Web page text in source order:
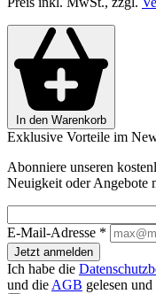
In den Warenkorb
Exklusive Vorteile im
Abonniere unseren
Neuigkeit oder Angebote
E-Mail-Adresse *
Jetzt anmelden
Ich habe die
und die AGB gelesen